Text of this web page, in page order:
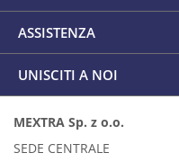
ASSISTENZA
UNISCITI A NOI
MEXTRA Sp. z o.o.
SEDE CENTRALE